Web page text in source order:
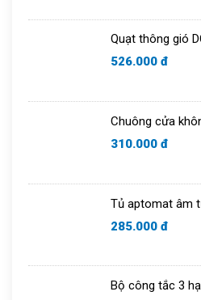
Quạt thông gió
526.000 đ
Chuông cửa
310.000 đ
Tủ aptomat âm
285.000 đ
Bộ công tắc 3